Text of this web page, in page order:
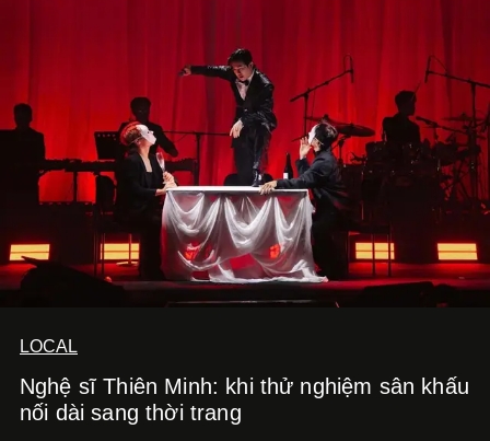
LOCAL
Nghệ sĩ Thiên Minh: khi thử nghiệm sân khấu
nối dài sang thời trang